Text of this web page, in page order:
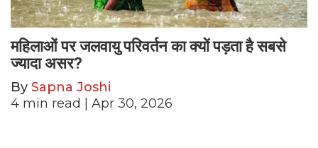
महिलाओं पर जलवायु परिवर्तन का क्यों पड़ता है सबसे
ज्यादा असर?
By Sapna Joshi
4 min read | Apr 30, 2026